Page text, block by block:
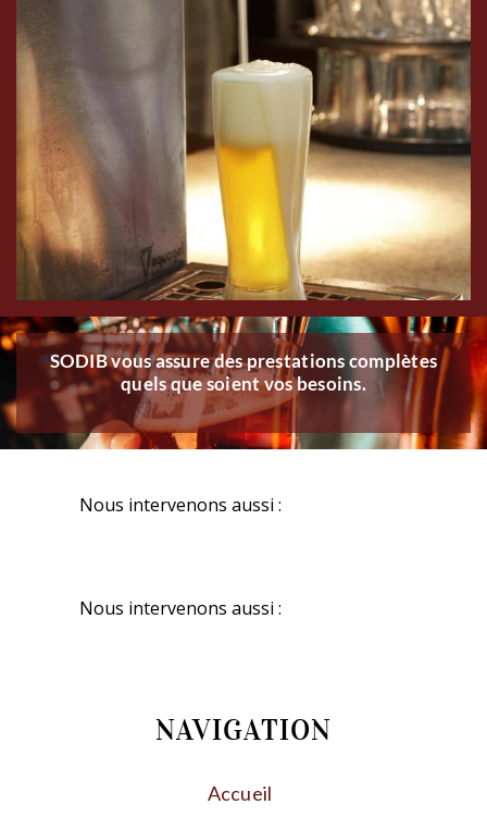
SODIB vous assure des prestations complètes
quels que soient vos besoins.
Nous intervenons aussi :
Nous intervenons aussi :
NAVIGATION
Accueil